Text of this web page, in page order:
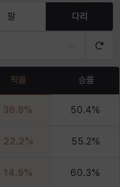
팔 다리
픽률 승률
36.9% 50.4%
22.2% 55.2%
14.9% 60.3%